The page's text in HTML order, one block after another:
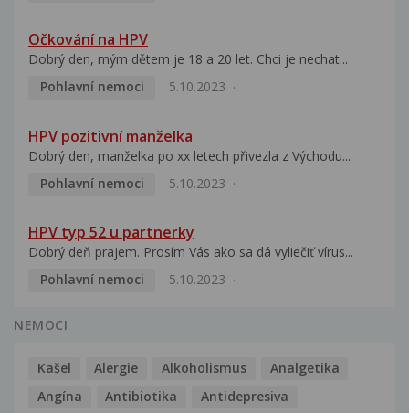
Očkování na HPV
Dobrý den, mým dětem je 18 a 20 let. Chci je nechat...
Pohlavní nemoci
5.10.2023
HPV pozitivní manželka
Dobrý den, manželka po xx letech přivezla z Východu...
Pohlavní nemoci
5.10.2023
HPV typ 52 u partnerky
Dobrý deň prajem. Prosím Vás ako sa dá vyliečiť vírus...
Pohlavní nemoci
5.10.2023
NEMOCI
Kašel Alergie Alkoholismus
Analgetika
Angína
Antibiotika
Antidepresiva